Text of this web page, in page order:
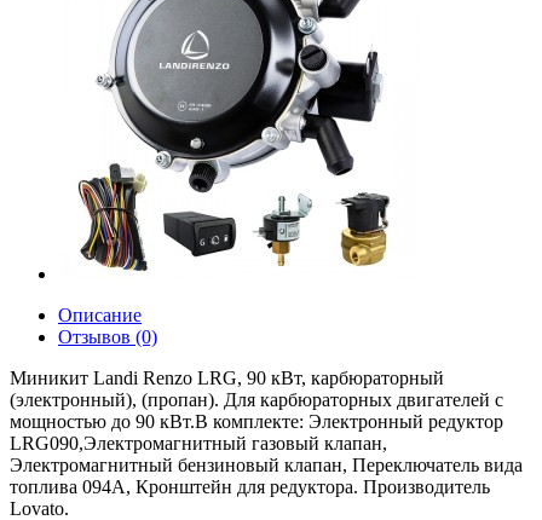
Описание
Отзывов (0)
Миникит Landi Renzo LRG, 90 кВт, карбюраторный
(электронный), (пропан). Для карбюраторных двигателей с
мощностью до 90 кВт.В комплекте: Электронный редуктор
LRG090,Электромагнитный газовый клапан,
Электромагнитный бензиновый клапан, Переключатель вида
топлива 094A, Кронштейн для редуктора. Производитель
Lovato.